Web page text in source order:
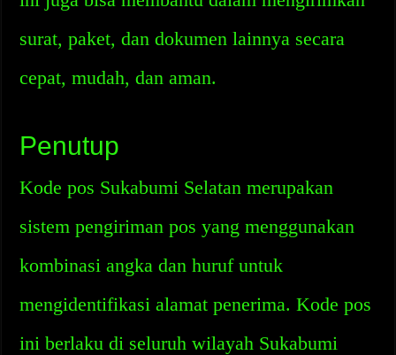
surat, paket, dan dokumen lainnya secara
cepat, mudah, dan aman.
Penutup
Kode pos Sukabumi Selatan merupakan
sistem pengiriman pos yang menggunakan
kombinasi angka dan huruf untuk
mengidentifikasi alamat penerima. Kode pos
ini berlaku di seluruh wilayah Sukabumi